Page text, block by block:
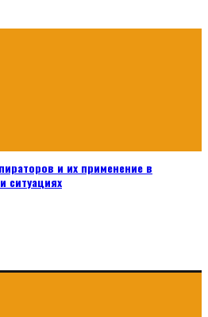
и их применение в
ситуациях